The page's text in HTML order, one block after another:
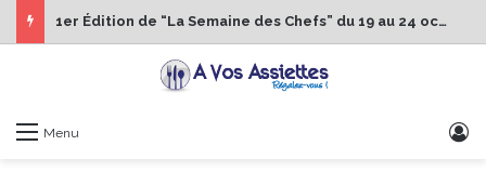
1er Édition de “La Semaine des Chefs” du 19 au 24 octobre 2026
Menu